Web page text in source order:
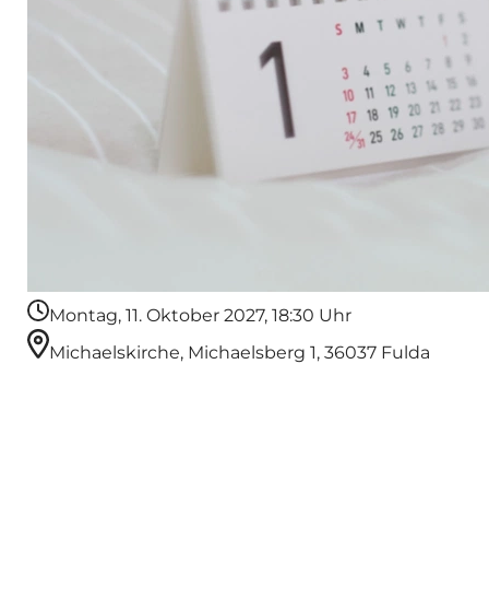
Montag, 11. Oktober 2027, 18:30 Uhr
Michaelskirche, Michaelsberg 1, 36037 Fulda